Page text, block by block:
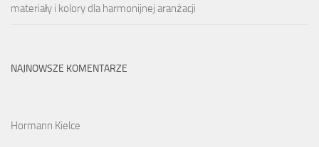
materiały i kolory dla harmonijnej aranżacji
NAJNOWSZE KOMENTARZE
Hormann Kielce